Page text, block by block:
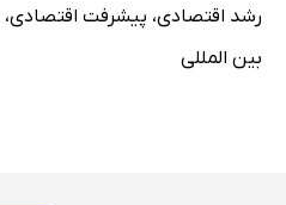
رشد اقتصادی، پیشرفت اقتصادی،
بین المللی